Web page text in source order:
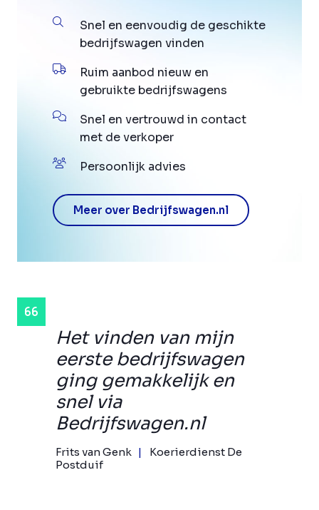
Het vinden van mijn
eerste bedrijfswagen
ging gemakkelijk en
snel via
Bedrijfswagen.nl
Frits van Genk
Koerierdienst De
Postduif
Snel en eenvoudig de geschikte
bedrijfswagen vinden
Ruim aanbod nieuw en
gebruikte bedrijfswagens
Snel en vertrouwd in contact
met de verkoper
Persoonlijk advies
Meer over Bedrijfswagen.nl